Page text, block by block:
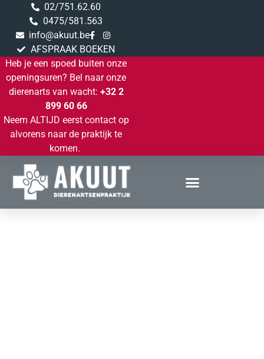
02/751.62.60
0475/581.563
info@akuut.be
AFSPRAAK BOEKEN
Heb je een spoed buiten onze
openingsuren? Bel naar onze
dierenarts van wacht: +32 2
899 60 66
Neem ALTIJD eerst contact op
alvorens naar de praktijk te
komen.